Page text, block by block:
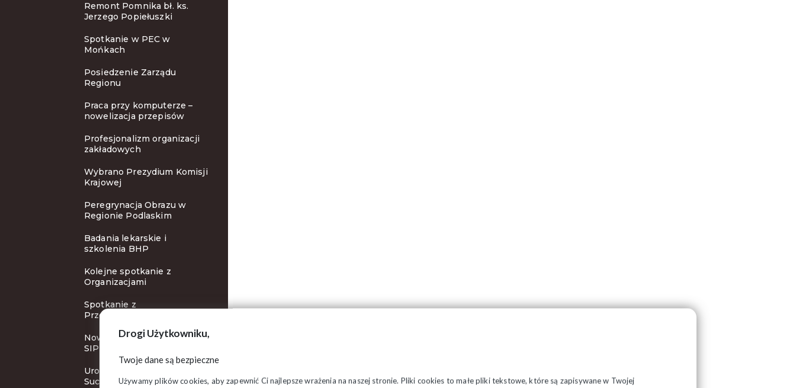
Drogi Użytkowniku,
Twoje dane są bezpieczne
Używamy plików cookies, aby zapewnić Ci najlepsze wrażenia na naszej stronie. Pliki cookies to małe pliki tekstowe, które są zapisywane w Twojej
Remont Pomnika bł. ks.
Jerzego Popiełuszki
Spotkanie w PEC w
Mońkach
Posiedzenie Zarządu
Regionu
Praca przy komputerze –
nowelizacja przepisów
Profesjonalizm organizacji
zakładowych
Wybrano Prezydium Komisji
Krajowej
Peregrynacja Obrazu w
Regionie Podlaskim
Badania lekarskie i
szkolenia BHP
Kolejne spotkanie z
Organizacjami
Spotkanie z
Przewodniczącym ZR
Nowy cykl szkoleń Klubu
SIP
Uroczystości rocznicowe w
Suchowoli